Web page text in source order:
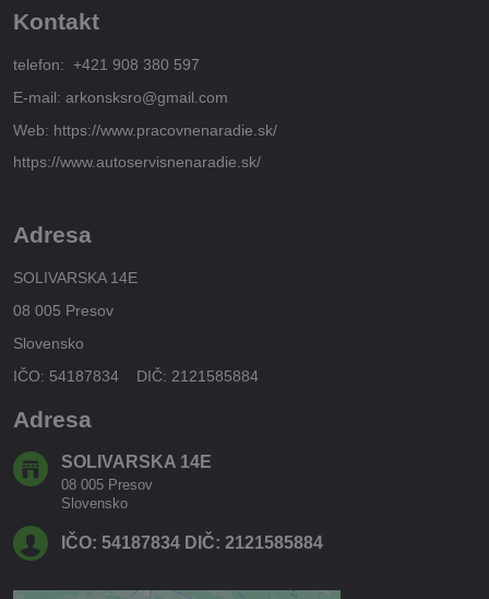
Kontakt
telefon: +421 908 380 597
E-mail: arkonsksro@gmail.com
Web: https://www.pracovnenaradie.sk/
https://www.autoservisnenaradie.sk/
Adresa
SOLIVARSKA 14E
08 005 Presov
Slovensko
IČO: 54187834 DIČ: 2121585884
Adresa
SOLIVARSKA 14E
08 005 Presov
Slovensko
IČO: 54187834 DIČ: 2121585884